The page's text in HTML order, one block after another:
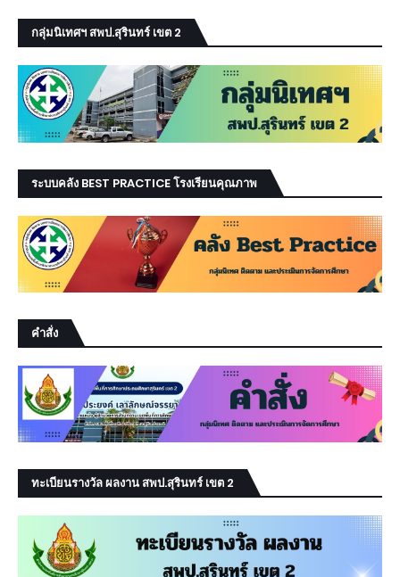
กลุ่มนิเทศฯ สพป.สุรินทร์ เขต 2
ระบบคลัง BEST PRACTICE โรงเรียนคุณภาพ
คำสั่ง
ทะเบียนรางวัล ผลงาน สพป.สุรินทร์ เขต 2